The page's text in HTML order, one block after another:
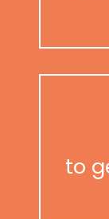
to